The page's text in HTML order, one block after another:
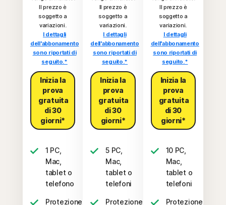
Il prezzo è
soggetto a
variazioni.
I dettagli
dell'abbonamento
sono riportati di
seguito.*
Inizia la
prova
gratuita
di 30
giorni*
1 PC,
Mac,
tablet o
telefono
Protezione
Il prezzo è
soggetto a
variazioni.
I dettagli
dell'abbonamento
sono riportati di
seguito.*
Inizia la
prova
gratuita
di 30
giorni*
5 PC,
Mac,
tablet o
telefoni
Protezione
Il prezzo è
soggetto a
variazioni.
I dettagli
dell'abbonamento
sono riportati di
seguito.*
Inizia la
prova
gratuita
di 30
giorni*
10 PC,
Mac,
tablet o
telefoni
Protezione